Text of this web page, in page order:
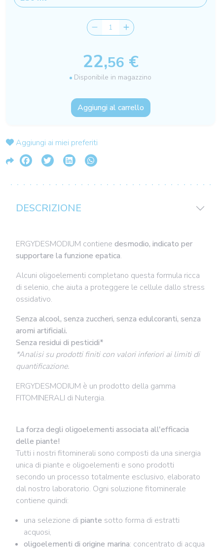
22,56 €
Disponibile in magazzino
Aggiungi al carrello
Aggiungi ai miei preferiti
DESCRIZIONE
ERGYDESMODIUM contiene desmodio, indicato per
supportare la funzione epatica.
Alcuni oligoelementi completano questa formula ricca
di selenio, che aiuta a proteggere le cellule dallo stress
ossidativo.
Senza alcool, senza zuccheri, senza edulcoranti, senza
aromi artificiali.
Senza residui di pesticidi*
*Analisi su prodotti finiti con valori inferiori ai limiti di
quantificazione.
ERGYDESMODIUM è un prodotto della gamma
FITOMINERALI di Nutergia.
La forza degli oligoelementi associata all'efficacia
delle piante!
Tutti i nostri fitominerali sono composti da una sinergia
unica di piante e oligoelementi e sono prodotti
secondo un processo totalmente esclusivo, elaborato
dal nostro laboratorio. Ogni soluzione fitominerale
contiene quindi:
una selezione di piante sotto forma di estratti
acquosi,
oligoelementi di origine marina: concentrato di acqua